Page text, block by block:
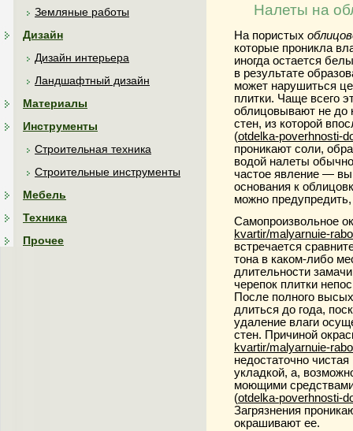
Земляные работы
Дизайн
Дизайн интерьера
Ландшафтный дизайн
Материалы
Инструменты
Строительная техника
Строительные инструменты
Мебель
Техника
Прочее
Налеты на
На пористых
которые проникла
иногда остается
в результате
может нарушиться
плитки. Чаще всего
облицовывают не до
стен, из которой
(otdelka-poverhnosti-
проникают соли,
водой налеты
частое явление —
основания к
можно
Самопроизвольное
kvartir/malyarnuie-
встречается
тона в каком-либо
длительности
черепок плитки
После полного
длиться до года,
удаление влаги
стен. Причиной
kvartir/malyarnuie-
недостаточно
укладкой, а,
моющими
(otdelka-poverhnosti-
Загрязнения
окрашивают ее.